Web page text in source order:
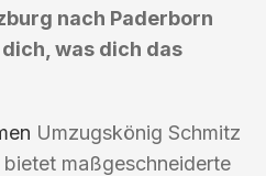
nach Paderborn
was dich das
Umzugskönig Schmitz
maßgeschneiderte